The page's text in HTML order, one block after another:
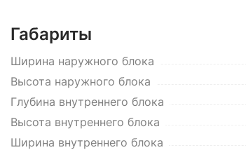
Габариты
Ширина наружного блока
Высота наружного блока
Глубина внутреннего блока
Высота внутреннего блока
Ширина внутреннего блока